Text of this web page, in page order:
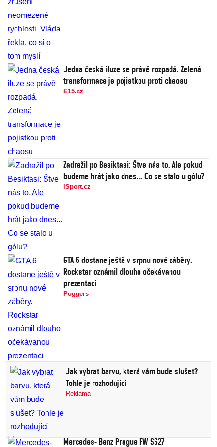
Jedna česká iluze se právě rozpadá. Zelená
transformace je pojistkou proti chaosu
E15.cz
Zadražil po Besiktasi: Štve nás to. Ale pokud
budeme hrát jako dnes... Co se stalo u gólu?
iSport.cz
GTA 6 dostane ještě v srpnu nové záběry.
Rockstar oznámil dlouho očekávanou
prezentaci
Poggers
Jak vybrat barvu, která vám bude slušet?
Tohle je rozhodující
Reklama
Mercedes- Benz Prague FW SS27